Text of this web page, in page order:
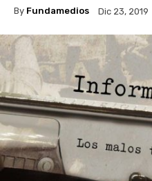
By Fundamedios Dic 23, 2019